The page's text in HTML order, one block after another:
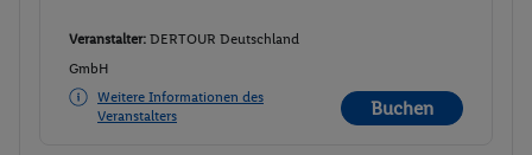
Veranstalter: DERTOUR Deutschland
GmbH
Weitere Informationen des
Veranstalters
Buchen